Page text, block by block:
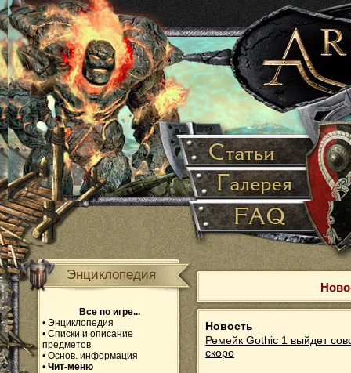
Энциклопедия
Все по игре...
• Энциклопедия
• Списки и описание
предметов
• Основ. информация
• Чит-меню
Новость
Ремейк Gothic 1 выйдет
скоро